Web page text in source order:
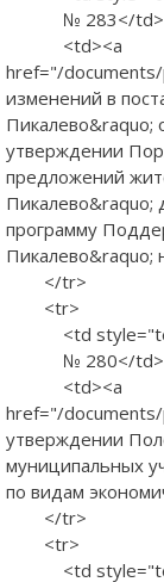
№ 283</td>
<td><a
href="/
изменений в
утверждении
предложений
Пикалево&raquo;
программу
Пикалево&raquo;
</tr>
<tr>
<td
№ 280</td>
<td><a
href="/
утверждении
муниципальных
по видам
</tr>
<tr>
<td